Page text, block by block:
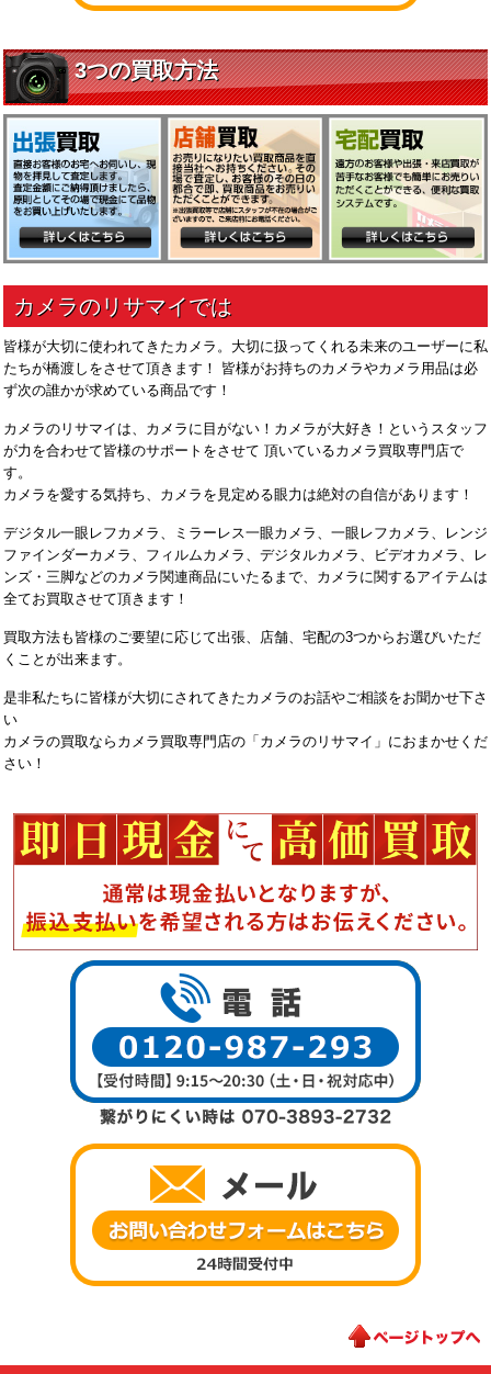
皆様が大切に使われてきたカメラ。大切に扱ってくれる未来のユーザーに私
たちが橋渡しをさせて頂きます！ 皆様がお持ちのカメラやカメラ用品は必
ず次の誰かが求めている商品です！
カメラのリサマイは、カメラに目がない！カメラが大好き！というスタッフ
が力を合わせて皆様のサポートをさせて 頂いているカメラ買取専門店で
す。
カメラを愛する気持ち、カメラを見定める眼力は絶対の自信があります！
デジタル一眼レフカメラ、ミラーレス一眼カメラ、一眼レフカメラ、レンジ
ファインダーカメラ、フィルムカメラ、デジタルカメラ、ビデオカメラ、レ
ンズ・三脚などのカメラ関連商品にいたるまで、カメラに関するアイテムは
全てお買取させて頂きます！
買取方法も皆様のご要望に応じて出張、店舗、宅配の3つからお選びいただ
くことが出来ます。
是非私たちに皆様が大切にされてきたカメラのお話やご相談をお聞かせ下さ
い
カメラの買取ならカメラ買取専門店の「カメラのリサマイ」におまかせくだ
さい！